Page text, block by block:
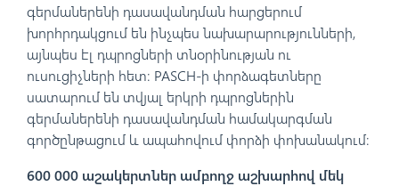
գերմաներենի դասավանդման հարցերում
խորհրդակցում են ինչպես նախարարությունների,
այնպես էլ դպրոցների տնօրինության ու
ուսուցիչների հետ։ PASCH-ի փորձագետները
սատարում են տվյալ երկրի դպրոցներին
գերմաներենի դասավանդման համակարգման
գործընթացում և ապահովում փորձի փոխանակում։
600 000 աշակերտներ ամբողջ աշխարհով մեկ